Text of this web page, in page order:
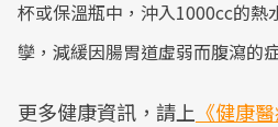
杯或保溫瓶中，沖入1000cc的熱
孿，減緩因腸胃道虛弱而腹瀉的
更多健康資訊，請上 《健康